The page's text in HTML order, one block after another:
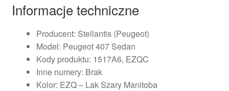
Informacje techniczne
Producent: Stellantis (Peugeot)
Model: Peugeot 407 Sedan
Kody produktu: 1517A6, EZQC
Inne numery: Brak
Kolor: EZQ – Lak Szary Manitoba